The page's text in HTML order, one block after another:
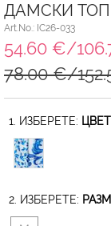
ДАМСКИ ТОП
Art.No.: IC26-033
54.60 €/
78.00 €/
1. ИЗБЕРЕТЕ:
2. ИЗБЕРЕТЕ: